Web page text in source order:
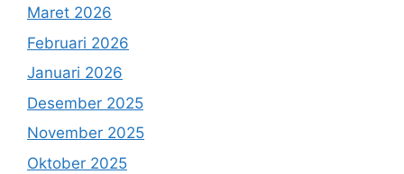
Maret 2026
Februari 2026
Januari 2026
Desember 2025
November 2025
Oktober 2025